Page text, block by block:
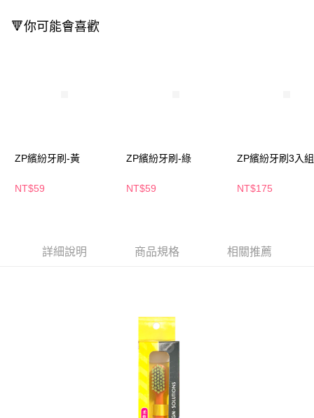
結帳頁面，進行簡訊認證並確認金額後，即可完成結帳。
易，需依本服務之必要範圍內提供個人資料，並將交易相關給付款項請求債
「AFTEE先享後付」，若未經同意申辦者引起之損失，本公司不負相關責
５．嚴禁一人註冊多個帳號或使用他人資訊註冊。若發現惡意使用之情形，
恩沛科技股份有限公司將有權停止該用戶之使用額度並採取法律行動。
付款後全家取貨
7-11取貨付款
宅配(本島)
每筆NT$80，滿NT$290(含以上)免運費
🔻你可能會喜歡
ZP繽紛牙刷-黃
NT$59
ZP繽紛牙刷-綠
NT$59
ZP繽紛牙刷3入組
NT$175
詳細說明 商品規格 相關推薦